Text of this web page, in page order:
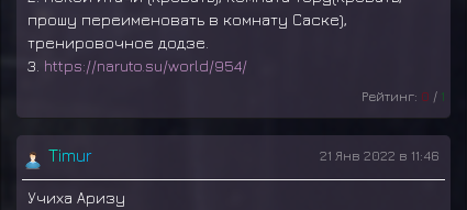
прошу переименовать в комнату Саске),
тренировочное додзе.
3. https://naruto.su/world/954/
Рейтинг: 0 / 1
Timur 21 Янв 2022 в 11:46
Учиха Аризу